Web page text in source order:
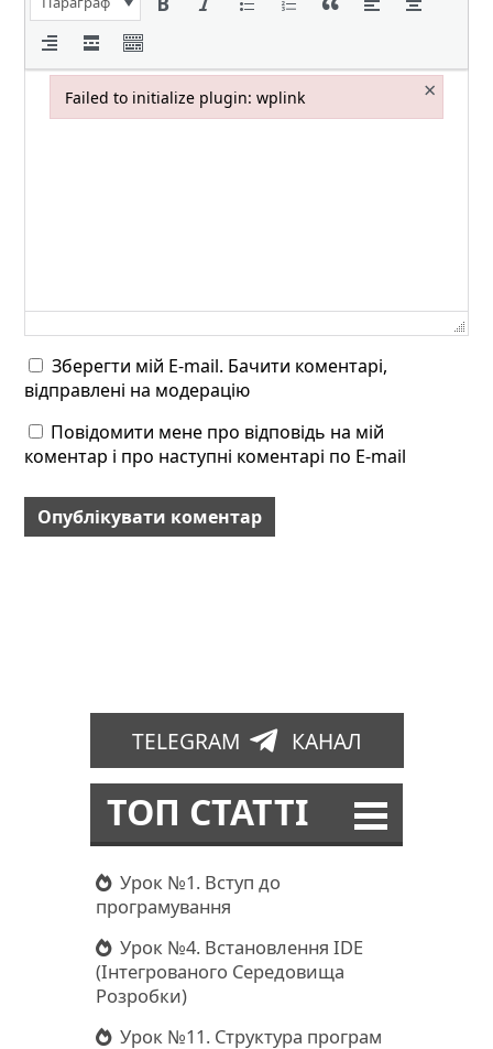
Зберегти мій E-mail. Бачити коментарі,
відправлені на модерацію
Повідомити мене про відповідь на мій
коментар і про наступні коментарі по E-mail
TELEGRAM КАНАЛ
ТОП СТАТТІ
Урок №1. Вступ до
програмування
Урок №4. Встановлення IDE
(Інтегрованого Середовища
Розробки)
Урок №11. Структура програм
Failed to initialize plugin: wplink ×
Failed to initialize plugin: wplink